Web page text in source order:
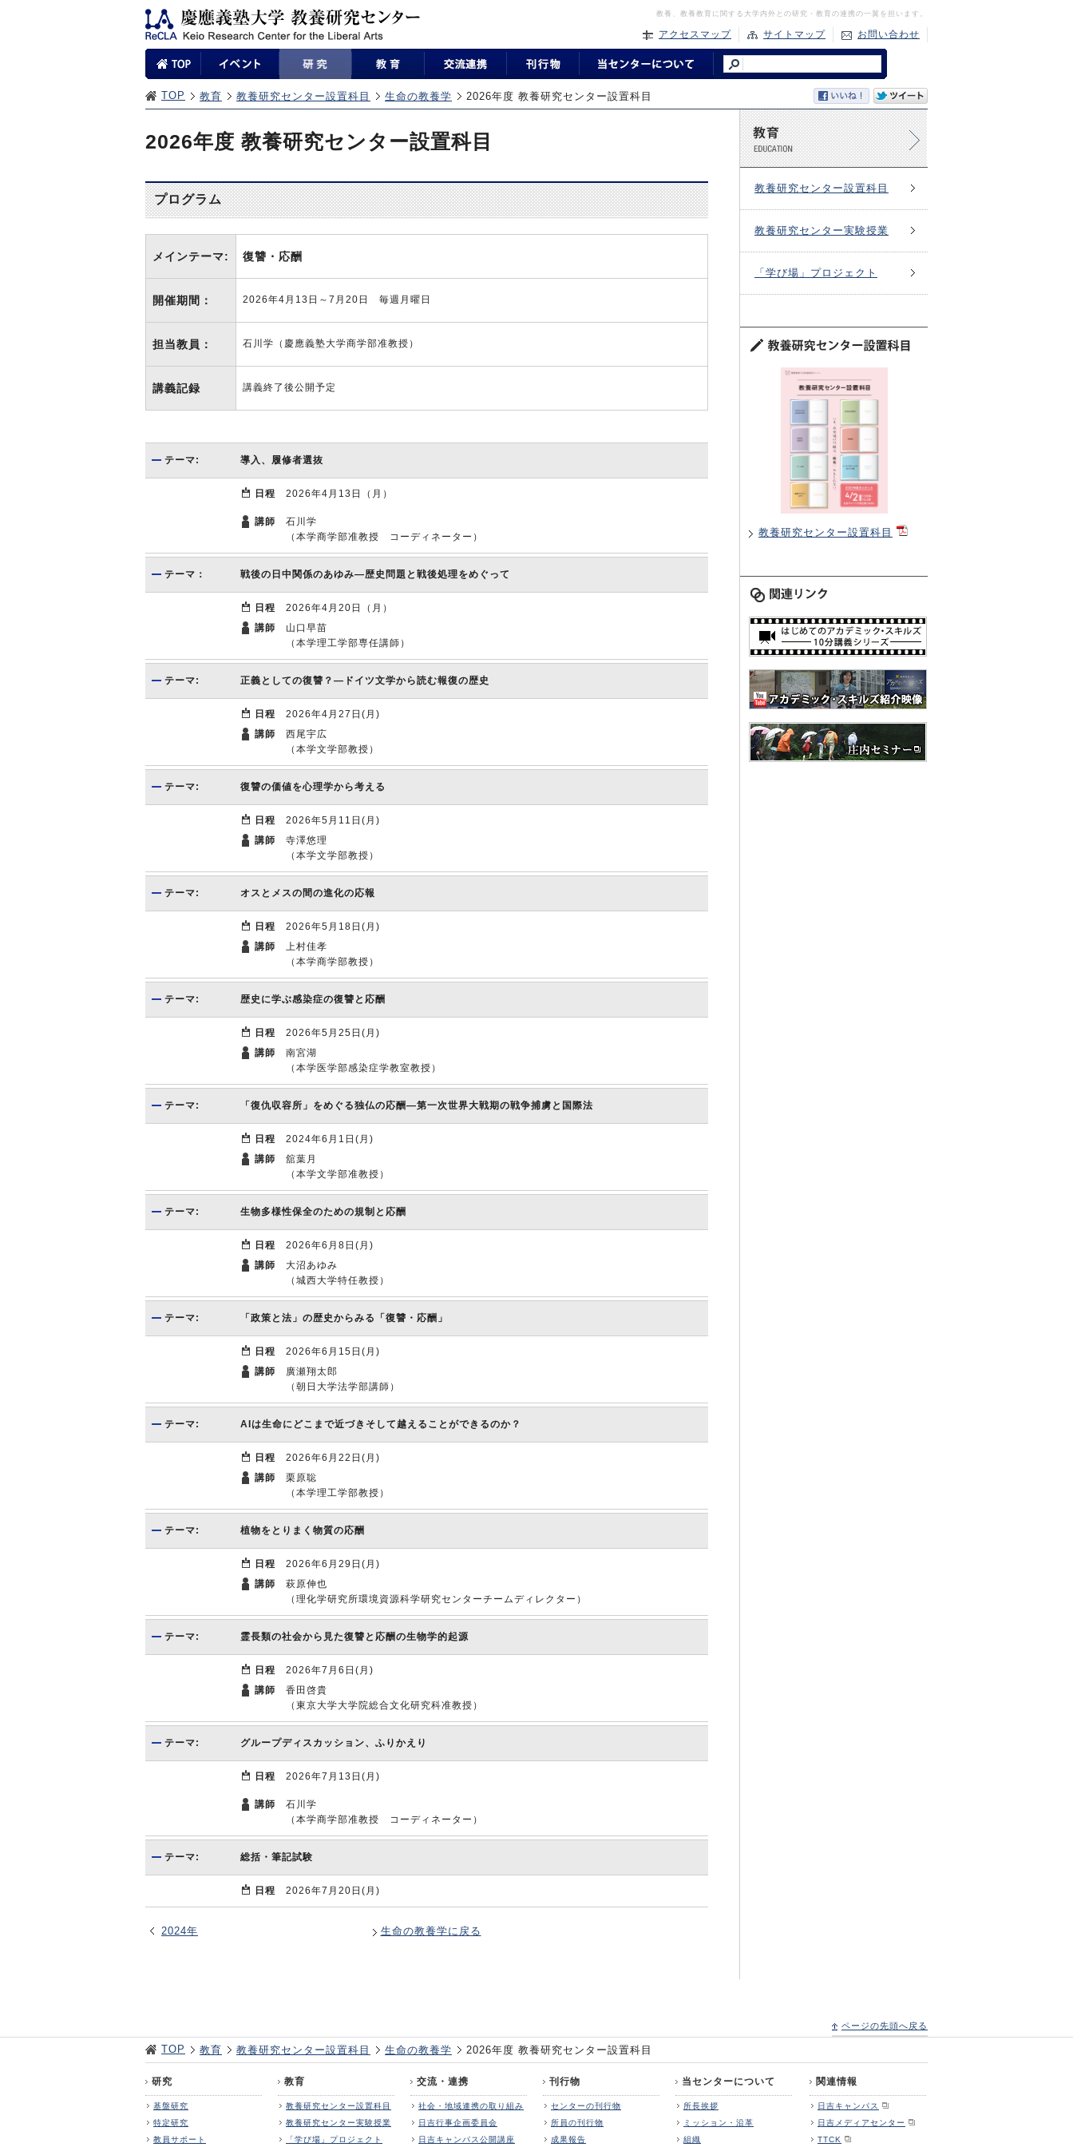
教養、教養教育に関する大学内外との研究・教育の連携の一翼を担います。
アクセスマップ サイトマップ お問い合わせ
TOP 教育 教養研究センター設置科目 生命の教養学 2026年度 教養研究センター設置科目
2026年度 教養研究センター設置科目
プログラム
メインテーマ: 復讐・応酬
開催期間： 2026年4月13日～7月20日 毎週月曜日
担当教員： 石川学（慶應義塾大学商学部准教授）
講義記録 講義終了後公開予定
テーマ: 導入、履修者選抜
日程 2026年4月13日（月）
講師
石川学
（本学商学部准教授 コーディネーター）
テーマ： 戦後の日中関係のあゆみ―歴史問題と戦後処理をめぐって
日程
2026年4月20日（月）
講師
山口早苗
（本学理工学部専任講師）
テーマ: 正義としての復讐？―ドイツ文学から読む報復の歴史
日程
2026年4月27日(月)
講師
西尾宇広
（本学文学部教授）
テーマ: 復讐の価値を心理学から考える
日程
2026年5月11日(月)
講師
寺澤悠理
（本学文学部教授）
テーマ: オスとメスの間の進化の応報
日程
2026年5月18日(月)
講師
上村佳孝
（本学商学部教授）
テーマ: 歴史に学ぶ感染症の復讐と応酬
日程
2026年5月25日(月)
講師
南宮湖
（本学医学部感染症学教室教授）
テーマ: 「復仇収容所」をめぐる独仏の応酬―第一次世界大戦期の戦争捕虜と国際法
日程
2024年6月1日(月)
講師
舘葉月
（本学文学部准教授）
テーマ: 生物多様性保全のための規制と応酬
日程
2026年6月8日(月)
講師
大沼あゆみ
（城西大学特任教授）
テーマ: 「政策と法」の歴史からみる「復讐・応酬」
日程
2026年6月15日(月)
講師
廣瀬翔太郎
（朝日大学法学部講師）
テーマ: AIは生命にどこまで近づきそして越えることができるのか？
日程
2026年6月22日(月)
講師
栗原聡
（本学理工学部教授）
テーマ: 植物をとりまく物質の応酬
日程
2026年6月29日(月)
講師
萩原伸也
（理化学研究所環境資源科学研究センターチームディレクター）
テーマ: 霊長類の社会から見た復讐と応酬の生物学的起源
日程
2026年7月6日(月)
講師
香田啓貴
（東京大学大学院総合文化研究科准教授）
テーマ: グループディスカッション、ふりかえり
日程 2026年7月13日(月)
講師
石川学
（本学商学部准教授 コーディネーター）
テーマ: 総括・筆記試験
日程 2026年7月20日(月)
生命の教養学に戻る
2024年
教養研究センター設置科目
教養研究センター実験授業
「学び場」プロジェクト
教養研究センター設置科目
ページの先頭へ戻る
TOP 教育 教養研究センター設置科目 生命の教養学 2026年度 教養研究センター設置科目
研究
基盤研究
特定研究
教員サポート
教育
教養研究センター設置科目
教養研究センター実験授業
「学び場」プロジェクト
交流・連携
社会・地域連携の取り組み
日吉行事企画委員会
日吉キャンパス公開講座
刊行物
センターの刊行物
所員の刊行物
成果報告
当センターについて
所長挨拶
ミッション・沿革
組織
関連情報
日吉キャンパス
日吉メディアセンター
TTCK